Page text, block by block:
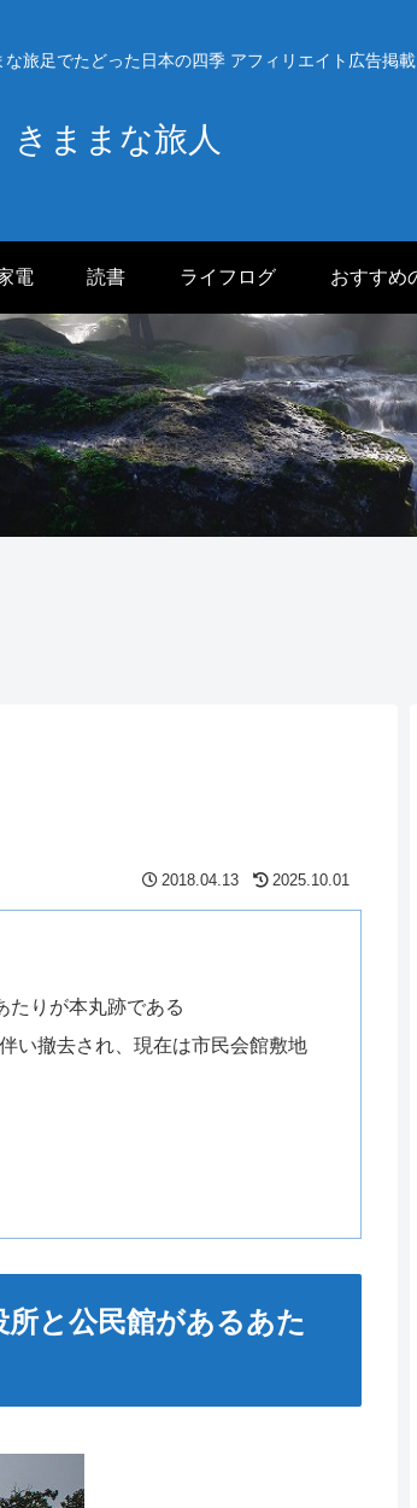
旅足でたどった日本の四季 アフィリエイト広告掲載
きままな旅人
電 読書 ライフログ おすすめ
2018.04.13 2025.10.01
たりが本丸跡である
い撤去され、現在は市民会館敷地
と公民館があるあた